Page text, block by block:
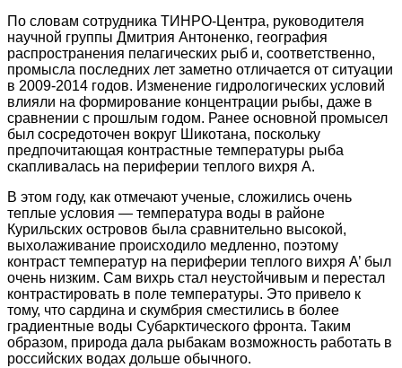
По словам сотрудника ТИНРО-Центра, руководителя
научной группы Дмитрия Антоненко, география
распространения пелагических рыб и, соответственно,
промысла последних лет заметно отличается от ситуации
в 2009-2014 годов. Изменение гидрологических условий
влияли на формирование концентрации рыбы, даже в
сравнении с прошлым годом. Ранее основной промысел
был сосредоточен вокруг Шикотана, поскольку
предпочитающая контрастные температуры рыба
скапливалась на периферии теплого вихря А.
В этом году, как отмечают ученые, сложились очень
теплые условия — температура воды в районе
Курильских островов была сравнительно высокой,
выхолаживание происходило медленно, поэтому
контраст температур на периферии теплого вихря А’ был
очень низким. Сам вихрь стал неустойчивым и перестал
контрастировать в поле температуры. Это привело к
тому, что сардина и скумбрия сместились в более
градиентные воды Субарктического фронта. Таким
образом, природа дала рыбакам возможность работать в
российских водах дольше обычного.